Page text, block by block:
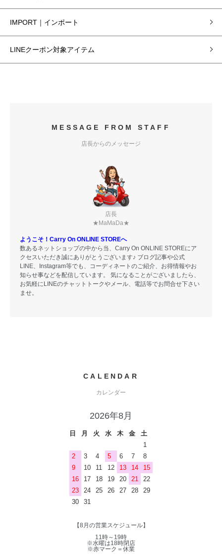
IMPORT｜インポート
LINEクーポン対象アイテム
MESSAGE FROM STAFF
店長からのメッセージ
店長
★MaMaDa★
ようこそ！Carry On ONLINE STOREへ
数あるネットショップの中から当、Carry On ONLINE STOREにア
クセスいただき誠にありがとうございます♪ ブログ記事や公式
LINE、Instagram等でも、コーディネートのご紹介、お得情報やお
知らせ事などを配信しています。 気になることがございましたら、
お気軽にLINEのチャットトークやメール、電話等でお問合せ下さい
ませ。
CALENDAR
カレンダー
2026年8月
日 月 火 水 木 金
土
1
2
3 4 5 6 7
8
9
10 11 12 13 14
15
16
17 18 19 20 21
22
23
24 25 26 27 28
29
30
31
【8月の営業スケジュール】
11時～19時
※水曜は18時閉店
※赤マーク＝休業